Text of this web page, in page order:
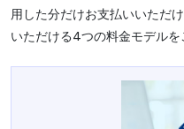
用した分だけお支払いいただ
いただける4つの料金モデルを